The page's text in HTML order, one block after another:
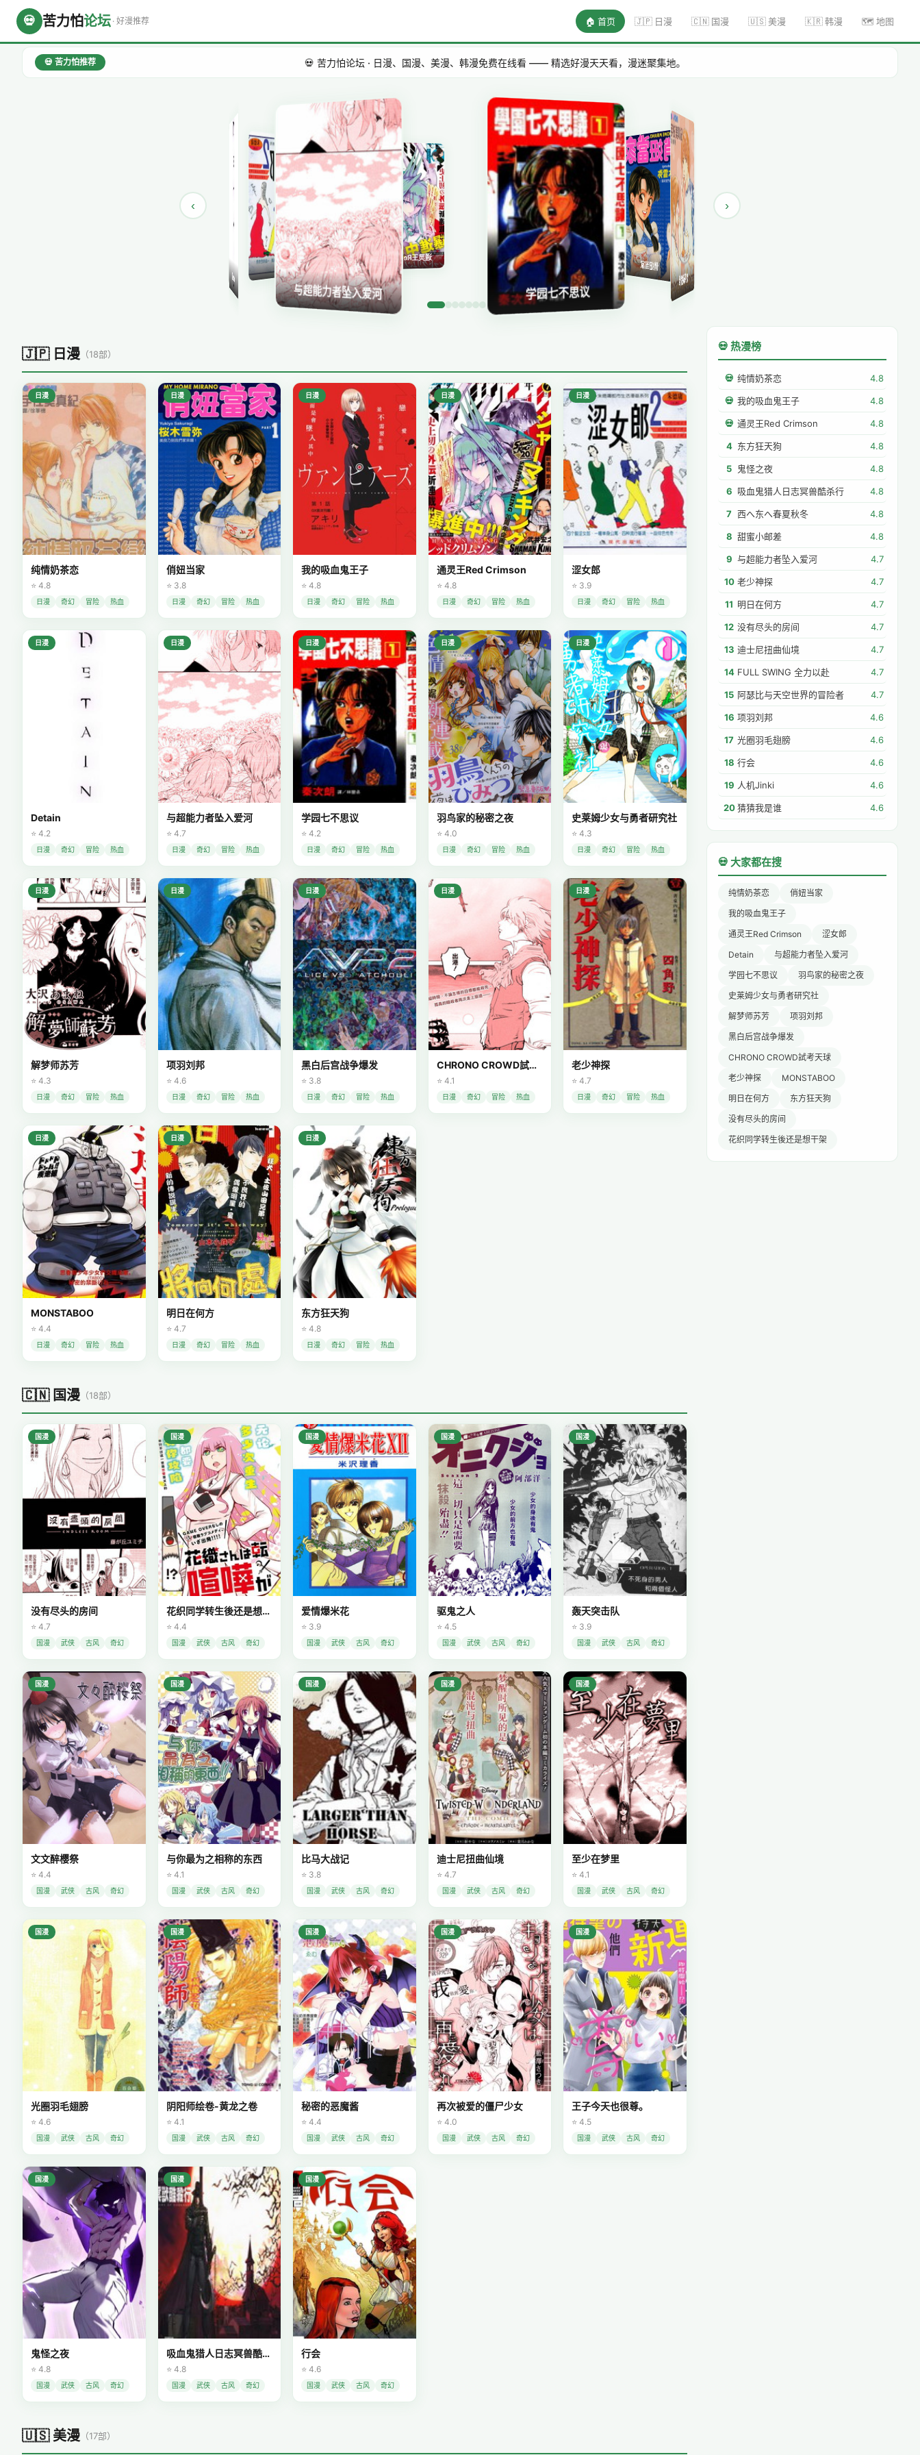
💀 苦力怕论坛 · 好漫推荐 🏠 首页 🇯🇵 日漫 🇨🇳 国漫 🇺🇸 美漫 🇰🇷 韩漫 🗺️ 地图
💀 苦力怕推荐 💀 苦力怕论坛 · 日漫、国漫、美漫、韩漫免费在线看 —— 精选好漫天天看，漫迷聚集地。
‹
纯情奶茶恋
我的吸血鬼王子
通灵王Red Crimson
涩女郎
Detain 与超能力者坠入爱河
学园七不思议
›
🇯🇵 日漫 （18部）
日漫
纯情奶茶恋
⭐ 4.8
日漫 奇幻 冒险 热血
日漫
俏妞当家
⭐ 3.8
日漫 奇幻 冒险 热血
日漫
我的吸血鬼王子
⭐ 4.8
日漫 奇幻 冒险 热血
日漫
通灵王Red Crimson
⭐ 4.8
日漫 奇幻 冒险 热血
日漫
涩女郎
⭐ 3.9
日漫 奇幻 冒险 热血
日漫
Detain
⭐ 4.2
日漫 奇幻 冒险 热血
日漫
与超能力者坠入爱河
⭐ 4.7
日漫 奇幻 冒险 热血
日漫
学园七不思议
⭐ 4.2
日漫 奇幻 冒险 热血
日漫
羽鸟家的秘密之夜
⭐ 4.0
日漫 奇幻 冒险 热血
日漫
史莱姆少女与勇者研究社
⭐ 4.3
日漫 奇幻 冒险 热血
日漫
解梦师苏芳
⭐ 4.3
日漫 奇幻 冒险 热血
日漫
项羽刘邦
⭐ 4.6
日漫 奇幻 冒险 热血
日漫
黑白后宫战争爆发
⭐ 3.8
日漫 奇幻 冒险 热血
日漫
CHRONO CROWD試考天球
⭐ 4.1
日漫 奇幻 冒险 热血
日漫
老少神探
⭐ 4.7
日漫 奇幻 冒险 热血
日漫
MONSTABOO
⭐ 4.4
日漫 奇幻 冒险 热血
日漫
明日在何方
⭐ 4.7
日漫 奇幻 冒险 热血
日漫
东方狂天狗
⭐ 4.8
日漫 奇幻 冒险 热血
🇨🇳 国漫 （18部）
国漫
没有尽头的房间
⭐ 4.7
国漫 武侠 古风 奇幻
国漫
花织同学转生後还是想干架
⭐ 4.4
国漫 武侠 古风 奇幻
国漫
爱情爆米花
⭐ 3.9
国漫 武侠 古风 奇幻
国漫
驱鬼之人
⭐ 4.5
国漫 武侠 古风 奇幻
国漫
轰天突击队
⭐ 3.9
国漫 武侠 古风 奇幻
国漫
文文醉樱祭
⭐ 4.4
国漫 武侠 古风 奇幻
国漫
与你最为之相称的东西
⭐ 4.1
国漫 武侠 古风 奇幻
国漫
比马大战记
⭐ 3.8
国漫 武侠 古风 奇幻
国漫
迪士尼扭曲仙境
⭐ 4.7
国漫 武侠 古风 奇幻
国漫
至少在梦里
⭐ 4.1
国漫 武侠 古风 奇幻
国漫
光圈羽毛翅膀
⭐ 4.6
国漫 武侠 古风 奇幻
国漫
阴阳师绘卷-黄龙之卷
⭐ 4.1
国漫 武侠 古风 奇幻
国漫
秘密的恶魔酱
⭐ 4.4
国漫 武侠 古风 奇幻
国漫
再次被爱的僵尸少女
⭐ 4.0
国漫 武侠 古风 奇幻
国漫
王子今天也很尊。
⭐ 4.5
国漫 武侠 古风 奇幻
国漫
鬼怪之夜
⭐ 4.8
国漫 武侠 古风 奇幻
国漫
吸血鬼猎人日志冥兽酷杀行
⭐ 4.8
国漫 武侠 古风 奇幻
国漫
行会
⭐ 4.6
国漫 武侠 古风 奇幻
🇺🇸 美漫 （17部）
💀 热漫榜
💀 纯情奶茶恋 4.8
💀 我的吸血鬼王子 4.8
💀 通灵王Red Crimson 4.8
4 东方狂天狗 4.8
5 鬼怪之夜 4.8
6 吸血鬼猎人日志冥兽酷杀行 4.8
7 西へ东へ春夏秋冬 4.8
8 甜蜜小邮差 4.8
9 与超能力者坠入爱河 4.7
10 老少神探 4.7
11 明日在何方 4.7
12 没有尽头的房间 4.7
13 迪士尼扭曲仙境 4.7
14 FULL SWING 全力以赴 4.7
15 阿瑟比与天空世界的冒险者 4.7
16 项羽刘邦 4.6
17 光圈羽毛翅膀 4.6
18 行会 4.6
19 人机Jinki 4.6
20 猜猜我是谁 4.6
💀 大家都在搜
纯情奶茶恋
俏妞当家
我的吸血鬼王子
通灵王Red Crimson
涩女郎
Detain
与超能力者坠入爱河
学园七不思议
羽鸟家的秘密之夜
史莱姆少女与勇者研究社
解梦师苏芳
项羽刘邦
黑白后宫战争爆发
CHRONO CROWD試考天球
老少神探
MONSTABOO
明日在何方
东方狂天狗
没有尽头的房间
花织同学转生後还是想干架